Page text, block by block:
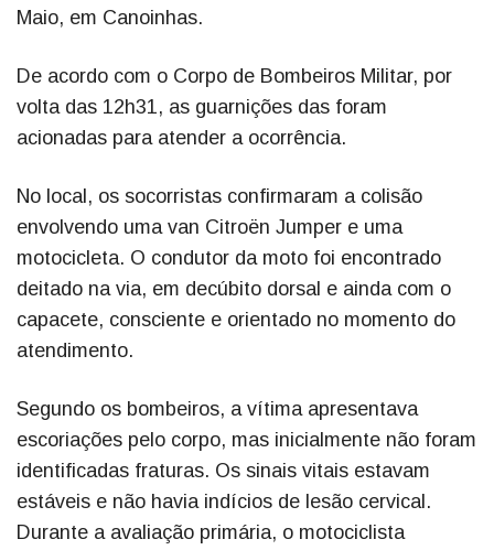
Maio, em Canoinhas.
De acordo com o Corpo de Bombeiros Militar, por
volta das 12h31, as guarnições das foram
acionadas para atender a ocorrência.
No local, os socorristas confirmaram a colisão
envolvendo uma van Citroën Jumper e uma
motocicleta. O condutor da moto foi encontrado
deitado na via, em decúbito dorsal e ainda com o
capacete, consciente e orientado no momento do
atendimento.
Segundo os bombeiros, a vítima apresentava
escoriações pelo corpo, mas inicialmente não foram
identificadas fraturas. Os sinais vitais estavam
estáveis e não havia indícios de lesão cervical.
Durante a avaliação primária, o motociclista